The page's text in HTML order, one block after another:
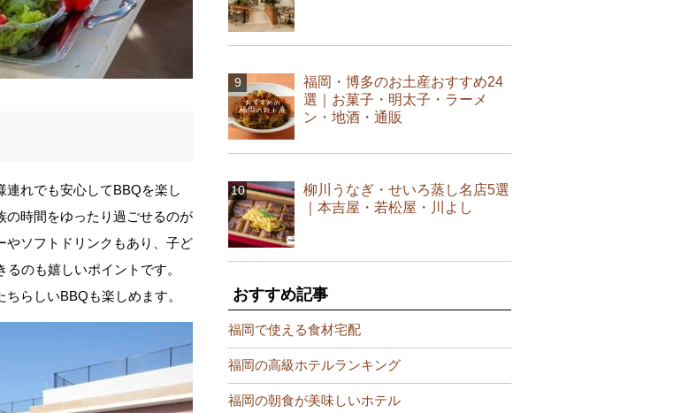
れでも安心してBBQを楽し
の時間をゆったり過ごせるのが
やソフトドリンクもあり、子ど
のも嬉しいポイントです。
らしいBBQも楽しめます。
福岡・博多のお土産おすすめ24
選｜お菓子・明太子・ラーメ
ン・地酒・通販
柳川うなぎ・せいろ蒸し名店5選
｜本吉屋・若松屋・川よし
おすすめ記事
福岡で使える食材宅配
福岡の高級ホテルランキング
福岡の朝食が美味しいホテル